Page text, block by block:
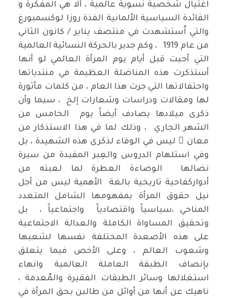
اغتيال شخصية نسوية عالمية ، ألا هي المفكرة و
القائدة السياسية الألمانية الفذة روزا لوكسمبورغ
والتي اُستشهدت في منتصف يناير / كانون الثاني
من عام 1919 ، وكم جدير بالحركة النسائية العالمية
التي أحيت قبل أيام يوم المرأة العالمي لو أنها
أستذكرت هذه المناضلة العظيمة في منتدياتها
واحتفالاتها التي جرت هذا العام ، من كلمات مأثورة
لها ومقالات ودراسات وشعارات إلخ ، سيما وأن
ذكرى ميلادها يصادف أيضاً يوم الخامس من
الشهر الجاري ، وذلك لما في هذا الاستذكار من
معان ٍ ليس في الوفاء لذكرى هذه الشهيدة ، بل
وفي استلهام الدروس والعِبر المفيدة من سيرة
نضالها الوضاءة العطرة لما لعبته من
أدواركفاحية تاريخية بالغة الأهمية ليس من أجل
نيل حقوق المرأة بمفهومها الشامل المتعدد
المناحي ،سياسياً واقتصادياً واجتماعياً ، بل
وتحقيق المساواة الكاملة والعدالة الاجتماعية
على هذه الأصعدة المختلفة نفسها لشعبها
وشعوب العالم ، وعلى الأخص فيما يتعلق
بإنصاف الطبقة العاملة العالمية وانهاء
استغلالها وسائر الطبقات الفقيرة والمُعدمة ،
ناهيك عن أنها من أوائل من طالبن بحق المرأة في